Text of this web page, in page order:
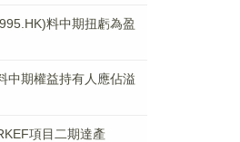
料中期扭虧為盈
中期權益持有人應佔溢
項目二期達產